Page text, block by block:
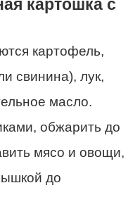
картошка с
картофель,
свинина), лук,
масло.
обжарить до
мясо и овощи,
до